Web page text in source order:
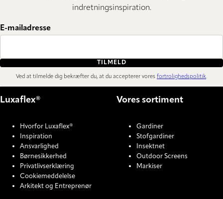
indretningsinspiration.
E-mailadresse
TILMELD
Ved at tilmelde dig bekræfter du, at du accepterer vores fortrolighedspolitik.
Luxaflex®
Hvorfor Luxaflex®
Inspiration
Ansvarlighed
Børnesikkerhed
Privatlivserklæring
Cookiemeddelelse
Arkitekt og Entreprenør
Vores sortiment
Gardiner
Stofgardiner
Insektnet
Outdoor Screens
Markiser